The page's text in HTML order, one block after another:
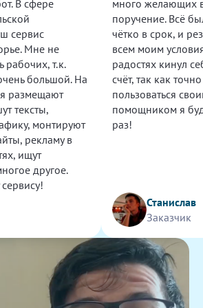
для магазина
Всё выполнила в рамках
F и W в вектор
хорошо, файл в нужном формате,
по видео
качественно и в срок. Без
заказ в Истре
Кристина реально выручила.
магазина, все отправила в лучшем
В сфере
сервис
Мне не
рабочих, т.к.
большой. На
размещают
тексты,
монтируют
рекламу в
ищут
другое.
много желающих
поручение. Всё
чётко в срок, и
всем моим
радостях кинул
счёт, так как
пользоваться
помощником я
раз!
Станислав
Заказчик